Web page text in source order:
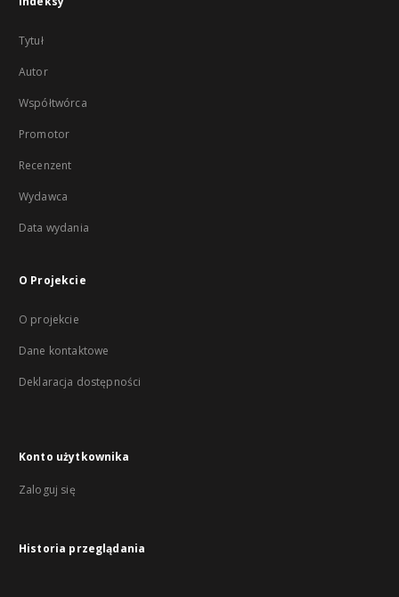
Tytuł
Autor
Współtwórca
Promotor
Recenzent
Wydawca
Data wydania
O Projekcie
O projekcie
Dane kontaktowe
Deklaracja dostępności
Konto użytkownika
Zaloguj się
Historia przeglądania